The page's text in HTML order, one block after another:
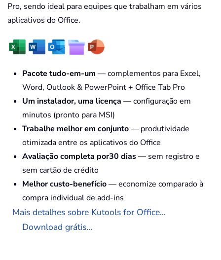
Pro, sendo ideal para equipes que trabalham em vários
aplicativos do Office.
Pacote tudo-em-um — complementos para Excel,
Word, Outlook & PowerPoint + Office Tab Pro
Um instalador, uma licença — configuração em
minutos (pronto para MSI)
Trabalhe melhor em conjunto— produtividade
otimizada entre os aplicativos do Office
Avaliação completa por30 dias— sem registro e
sem cartão de crédito
Melhor custo-benefício— economize comparado à
compra individual de add-ins
Mais detalhes sobre Kutools for Office...
Download grátis...